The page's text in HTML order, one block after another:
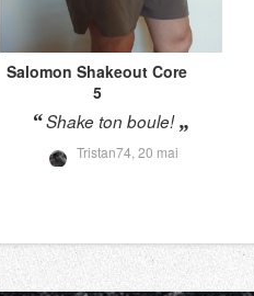
Salomon Shakeout Core
5
Shake ton boule!
Tristan74, 20 mai